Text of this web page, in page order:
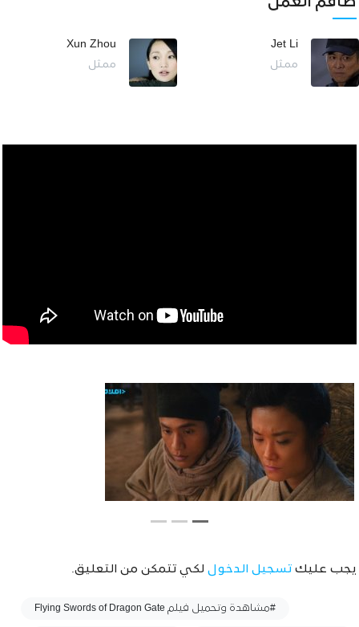
Jet Li
ممثل
Xun Zhou
ممثل
يجب عليك تسجيل الدخول لكي تتمكن من التعليق.
#مشاهدة وتحميل فيلم Flying Swords of Dragon Gate